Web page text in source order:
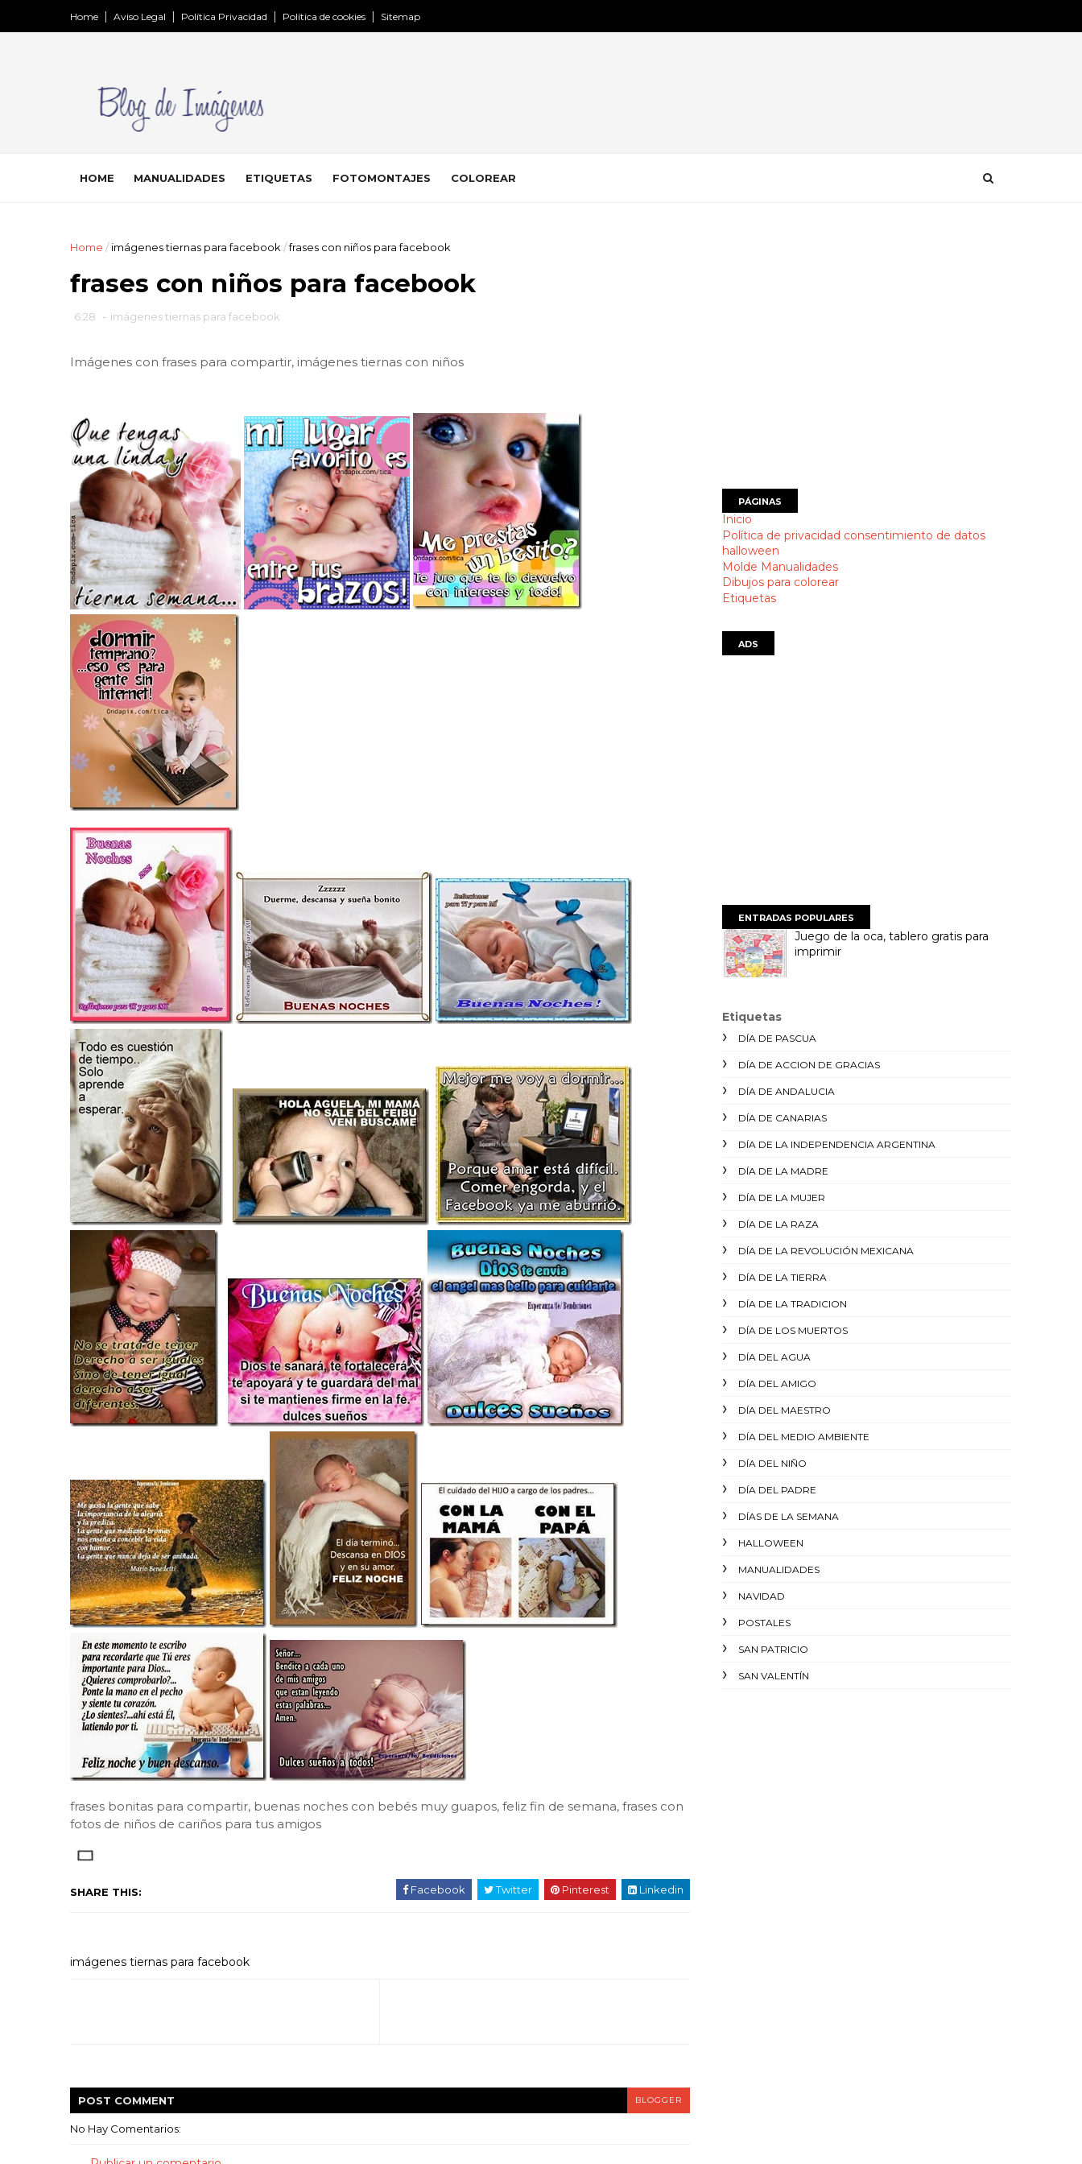
Home Aviso Legal Política Privacidad Política de cookies Sitemap
HOME MANUALIDADES ETIQUETAS FOTOMONTAJES COLOREAR
Home / imágenes tiernas para facebook /frases con niños para facebook
frases con niños para facebook
6:28 - imágenes tiernas para facebook
Imágenes con frases para compartir, imágenes tiernas con niños
frases bonitas para compartir, buenas noches con bebés muy guapos, feliz fin de semana, frases con
fotos de niños de cariños para tus amigos
SHARE THIS: Facebook Twitter Pinterest Linkedin
imágenes tiernas para facebook
POST COMMENT BLOGGER
No Hay Comentarios:
PÁGINAS
Inicio
Política de privacidad consentimiento de datos
halloween
Molde Manualidades
Dibujos para colorear
Etiquetas
ADS
ENTRADAS POPULARES
Juego de la oca, tablero gratis para
imprimir
Etiquetas
DÍA DE PASCUA
DÍA DE ACCION DE GRACIAS
DÍA DE ANDALUCIA
DÍA DE CANARIAS
DÍA DE LA INDEPENDENCIA ARGENTINA
DÍA DE LA MADRE
DÍA DE LA MUJER
DÍA DE LA RAZA
DÍA DE LA REVOLUCIÓN MEXICANA
DÍA DE LA TIERRA
DÍA DE LA TRADICION
DÍA DE LOS MUERTOS
DÍA DEL AGUA
DÍA DEL AMIGO
DÍA DEL MAESTRO
DÍA DEL MEDIO AMBIENTE
DÍA DEL NIÑO
DÍA DEL PADRE
DÍAS DE LA SEMANA
HALLOWEEN
MANUALIDADES
NAVIDAD
POSTALES
SAN PATRICIO
SAN VALENTÍN